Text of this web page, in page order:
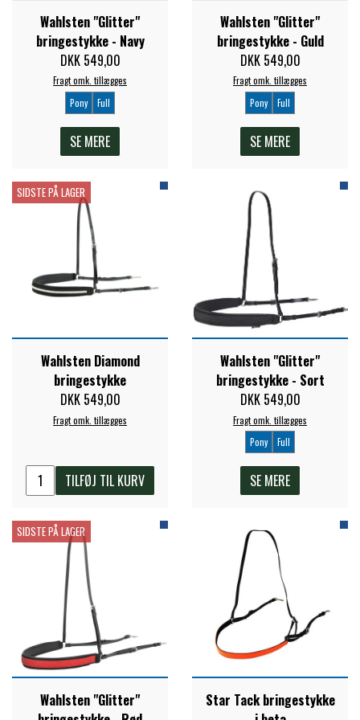
PREMIER EQUINE KØLETERAPI
PREMIER EQUINE GROOMING & STALD
PREMIER EQUINE RYTTER
PREMIER EQUINE
RACING TACK
STAR TACK
TIMER GPS
WALDHAUSEN
Wahlsten "Glitter"
bringestykke - Navy
DKK 549,00
Fragt omk. tillægges
Pony
Full
SE MERE
Wahlsten "Glitter"
bringestykke - Guld
DKK 549,00
Fragt omk. tillægges
Pony
Full
SE MERE
SIDSTE PÅ LAGER
Wahlsten Diamond
bringestykke
DKK 549,00
Fragt omk. tillægges
TILFØJ TIL KURV
Wahlsten "Glitter"
bringestykke - Sort
DKK 549,00
Fragt omk. tillægges
Pony
Full
SE MERE
SIDSTE PÅ LAGER
Wahlsten "Glitter"
Star Tack bringestykke